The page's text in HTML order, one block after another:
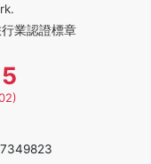
業認證標章